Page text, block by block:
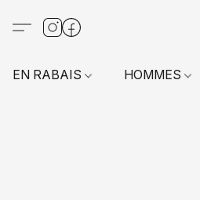
EN RABAIS HOMMES